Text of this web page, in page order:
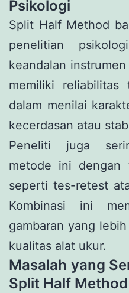
Psikologi
Split Half Method
penelitian
keandalan
memiliki reliabilitas
dalam menilai
kecerdasan atau
Peneliti juga
metode ini dengan
seperti tes-retest
Kombinasi ini
gambaran yang
kualitas alat ukur.
Masalah yang
Split Half Method